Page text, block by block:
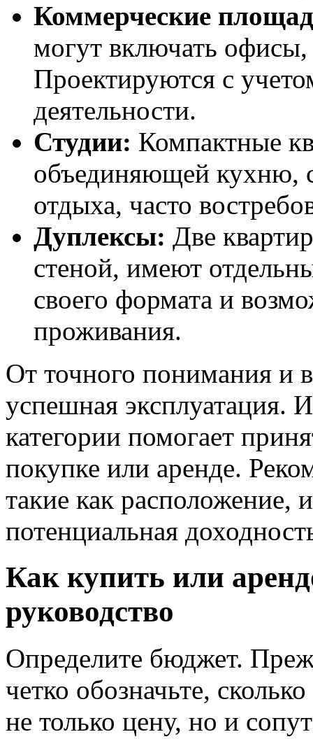
Коммерческие
могут включать
Проектируются с
деятельности.
Студии: Компактные
объединяющей кухню,
отдыха, часто
Дуплексы: Две
стеной, имеют
своего формата и
проживания.
От точного понимания и
успешная эксплуатация.
категории помогает
покупке или аренде.
такие как расположение,
потенциальная
Как купить или
руководство
Определите бюджет.
четко обозначьте,
не только цену, но и